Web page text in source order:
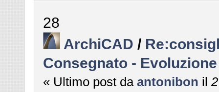
28
ArchiCAD /
Consegnato -
« Ultimo post da antonibon il